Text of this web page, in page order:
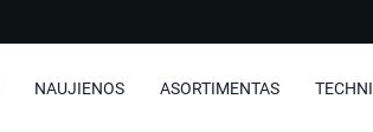
NAUJIENOS ASORTIMENTAS